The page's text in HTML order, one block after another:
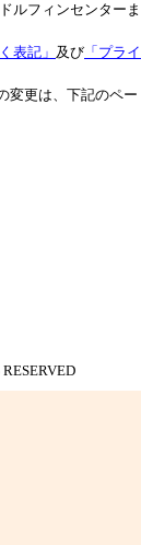
ルフィンセンターま
表記」 及び 「プライ
変更は、下記のペー